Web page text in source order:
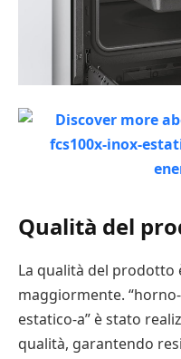
Qualità del
La qualità del prodotto
maggiormente.
estatico-a” è stato
qualità, garantendo